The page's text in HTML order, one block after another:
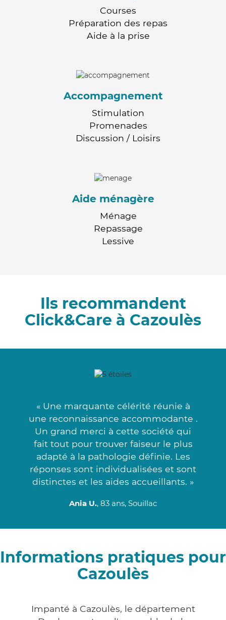
Courses
Préparation des repas
Aide à la prise
Accompagnement
Stimulation
Promenades
Discussion / Loisirs
Aide ménagère
Ménage
Repassage
Lessive
Ils recommandent
Click&Care à Cazoulès
« Une marquante célérité réunie à
une reconnaissance accommodante .
Un grand merci à cette société qui
fait tout pour trouver faiseur le plus
adapté à la pathologie définie. Les
réponses sont individualisées et sont
distinctes et les aides accueillants. »
Ania U., 83 ans, Souillac
Informations pratiques pour
Cazoulès
Impanté à Cazoulès, le département